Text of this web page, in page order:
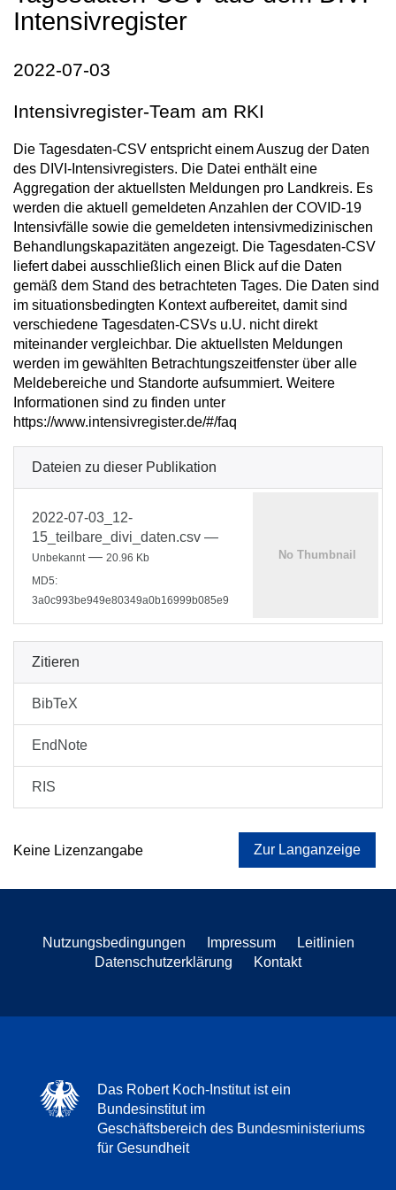
Intensivregister
2022-07-03
Intensivregister-Team am RKI
Die Tagesdaten-CSV entspricht einem Auszug der Daten
des DIVI-Intensivregisters. Die Datei enthält eine
Aggregation der aktuellsten Meldungen pro Landkreis. Es
werden die aktuell gemeldeten Anzahlen der COVID-19
Intensivfälle sowie die gemeldeten intensivmedizinischen
Behandlungskapazitäten angezeigt. Die Tagesdaten-CSV
liefert dabei ausschließlich einen Blick auf die Daten
gemäß dem Stand des betrachteten Tages. Die Daten sind
im situationsbedingten Kontext aufbereitet, damit sind
verschiedene Tagesdaten-CSVs u.U. nicht direkt
miteinander vergleichbar. Die aktuellsten Meldungen
werden im gewählten Betrachtungszeitfenster über alle
Meldebereiche und Standorte aufsummiert. Weitere
Informationen sind zu finden unter
https://www.intensivregister.de/#/faq
Dateien zu dieser Publikation
2022-07-03_12-
15_teilbare_divi_daten.csv —
Unbekannt — 20.96 Kb
MD5:
3a0c993be949e80349a0b16999b085e9
Zitieren
BibTeX
EndNote
RIS
Keine Lizenzangabe Zur Langanzeige
Nutzungsbedingungen Impressum
Leitlinien
Datenschutzerklärung
Kontakt
Das Robert Koch-Institut ist ein
Bundesinstitut im
Geschäftsbereich des Bundesministeriums
für Gesundheit